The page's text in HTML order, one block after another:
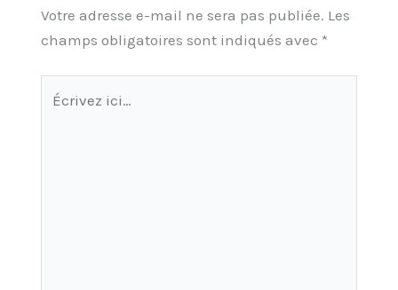
Votre adresse e-mail ne sera pas publiée. Les
champs obligatoires sont indiqués avec *
ici…